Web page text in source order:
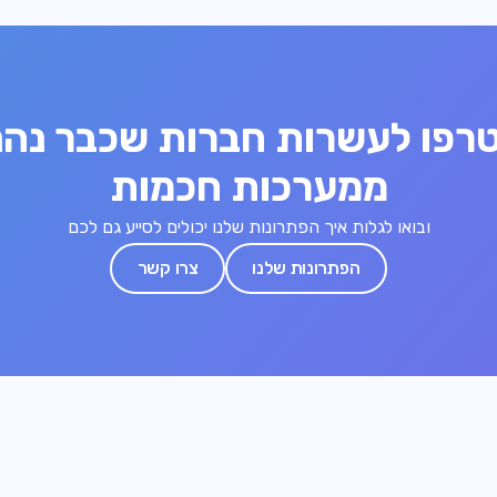
לעשרות חברות שכבר
ממערכות חכמות
ובואו לגלות איך הפתרונות שלנו יכולים לסייע גם לכם
הפתרונות שלנו
צרו קשר